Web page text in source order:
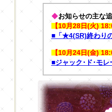
◆お知らせの主な
【10月28日(火)
■「★4(SR)終わり
【10月24日(金)
■ジャック･ド･モレ